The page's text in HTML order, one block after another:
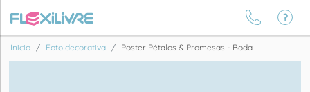
Inicio Foto decorativa Poster Pétalos & Promesas - Boda